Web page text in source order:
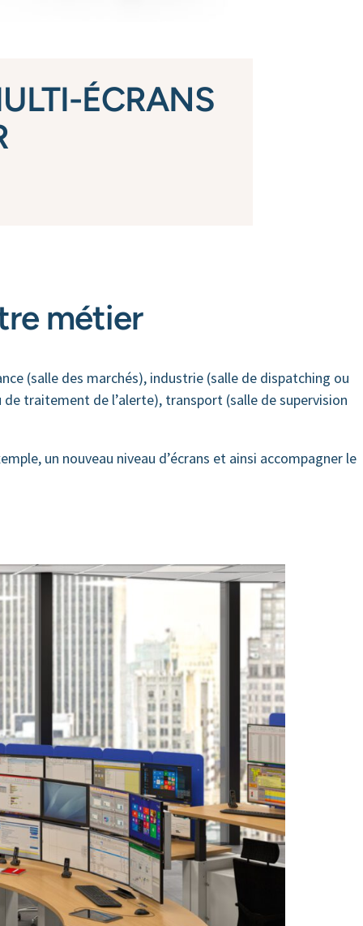
ÉCRANS
métier
(salle des marchés), industrie (salle de dispatching ou
traitement de l’alerte), transport (salle de supervision
un nouveau niveau d’écrans et ainsi accompagner le